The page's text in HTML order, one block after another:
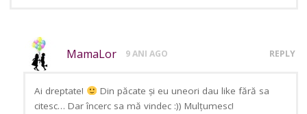
MamaLor 9 ANI AGO REPLY
Ai dreptate!
Din păcate și eu uneori dau like fără sa
citesc… Dar încerc sa mă vindec :)) Mulțumesc!